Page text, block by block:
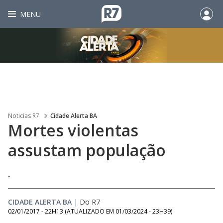
MENU
Noticias R7 Cidade Alerta BA
Mortes violentas
assustam população
.
CIDADE ALERTA BA | Do R7
02/01/2017 - 22H13 (ATUALIZADO EM 01/03/2024 - 23H39)